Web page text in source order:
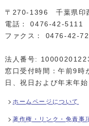
〒270-1396 千葉県印
電話： 0476‐42‐5111
ファクス：
法人番号:
窓口受付時間：午前9時
日、祝日および年末年始
ホームページについて
著作権・リンク・免責事